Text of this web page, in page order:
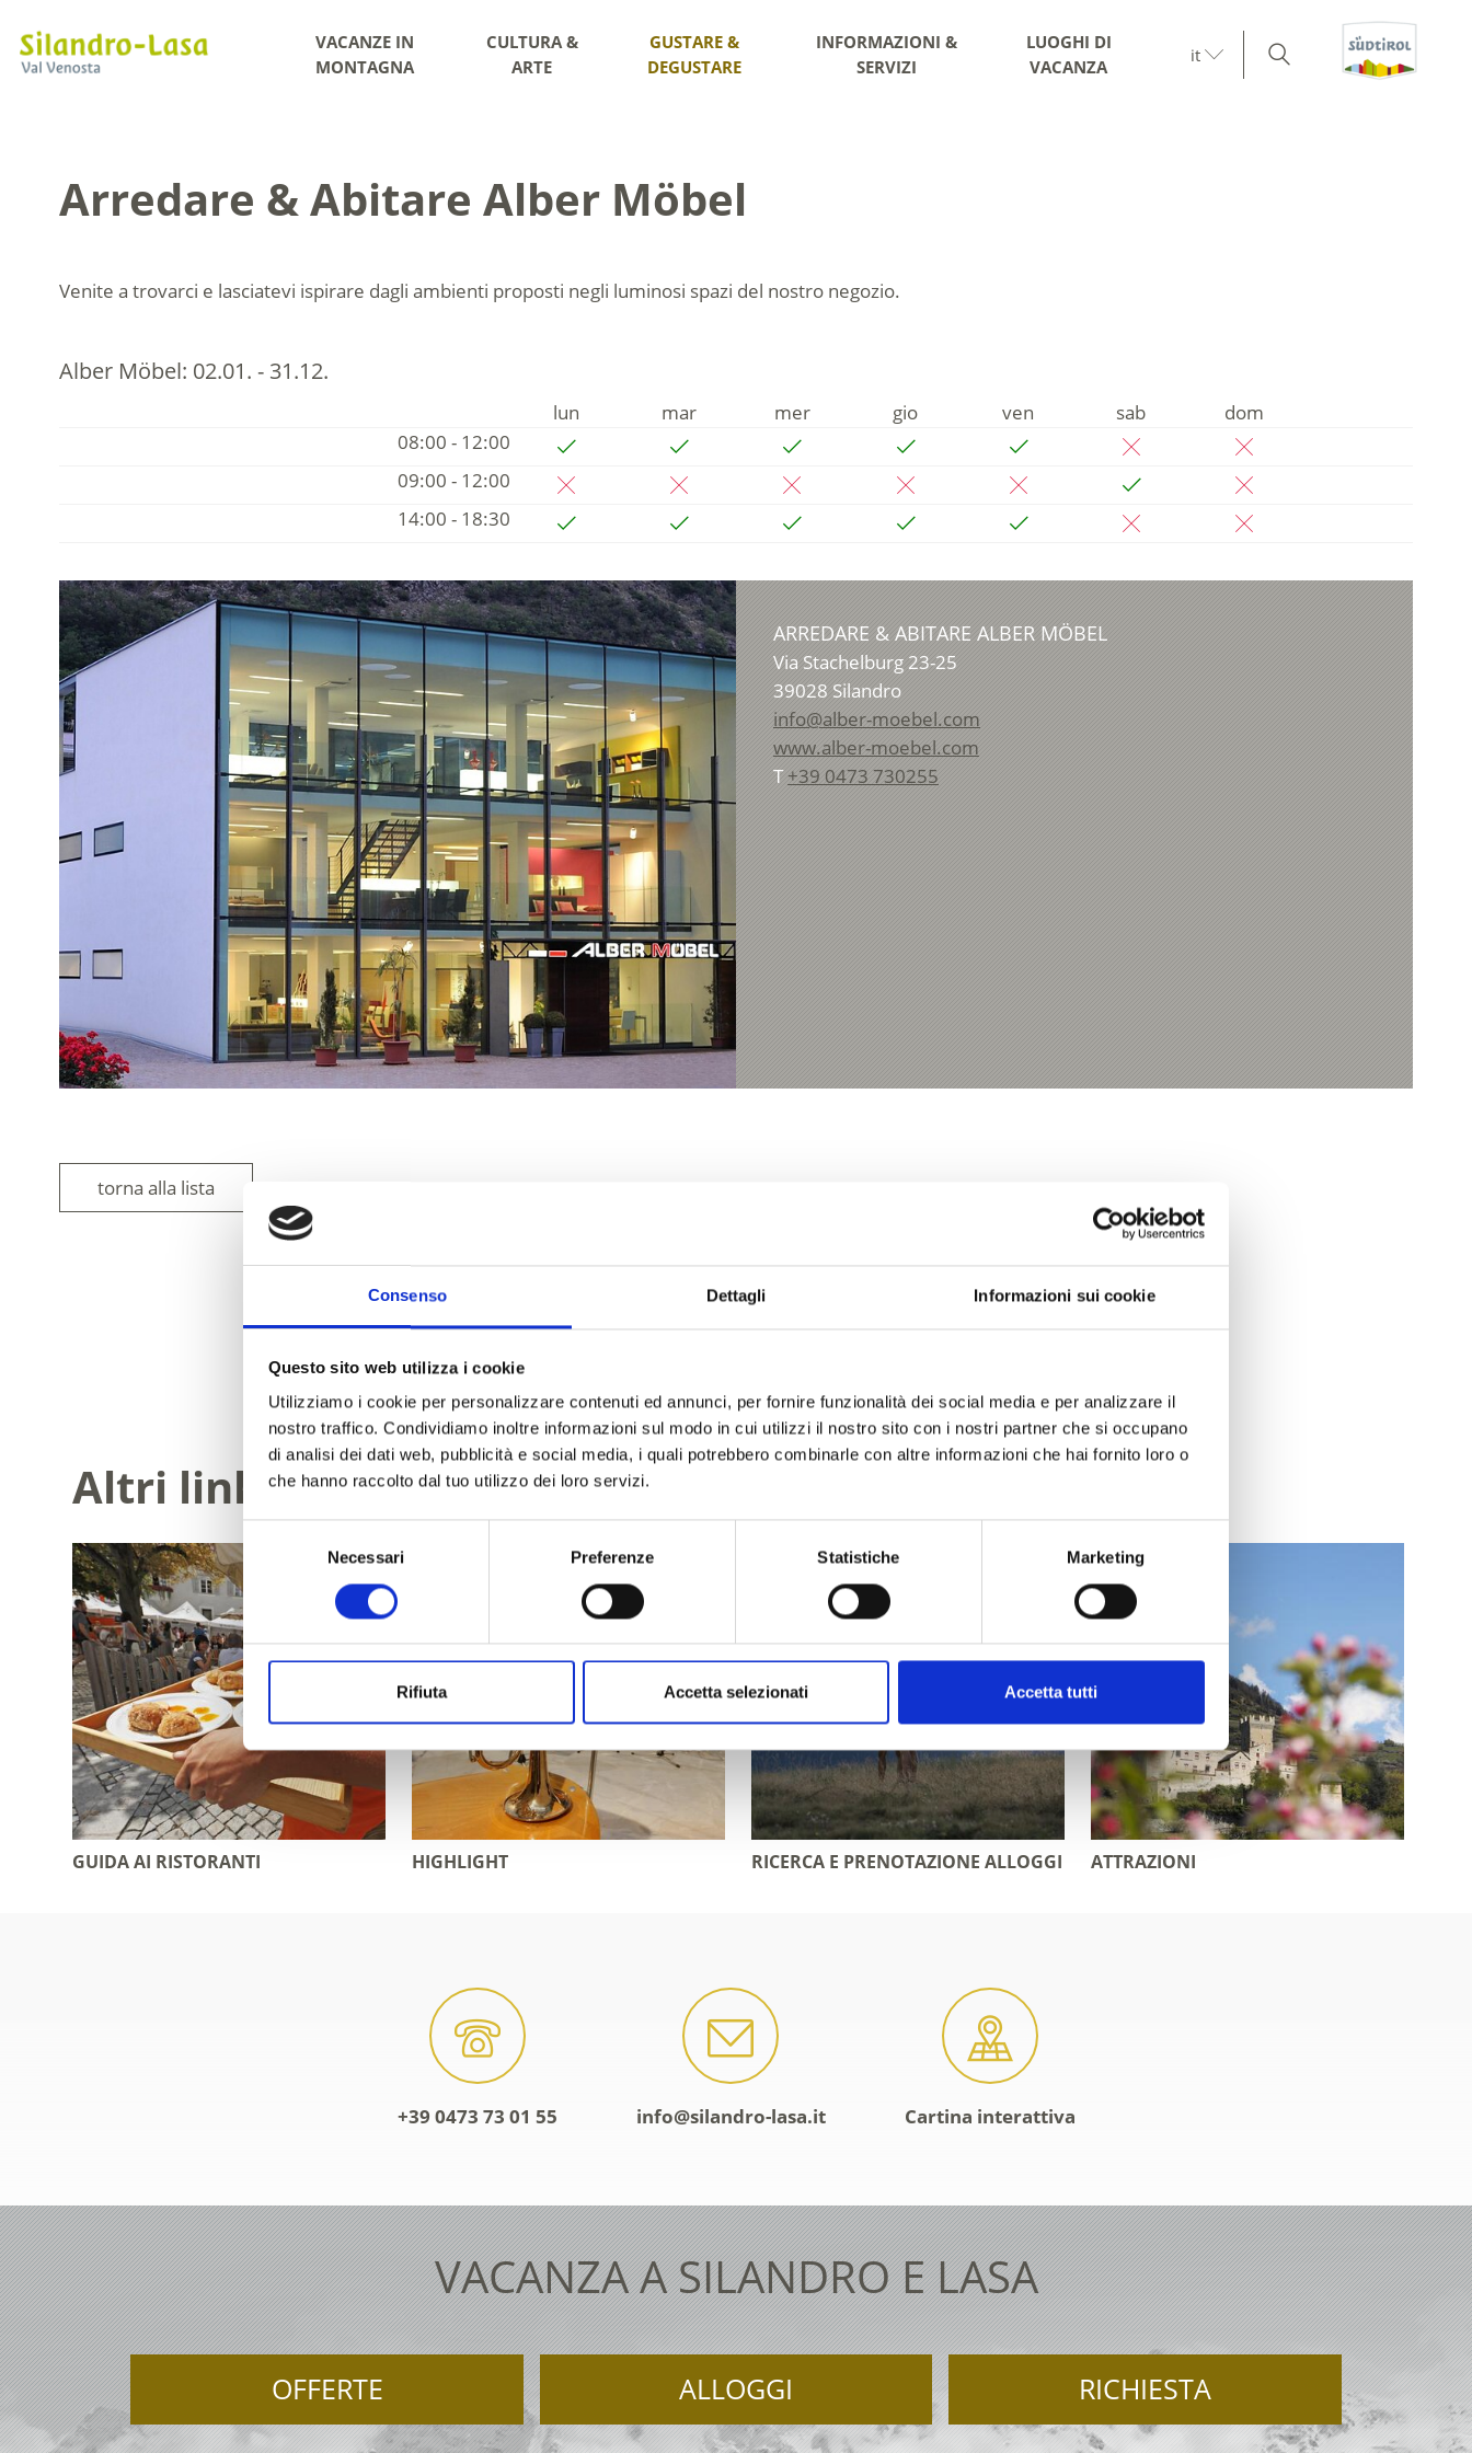
Consenso Dettagli Informazioni sui cookie
Questo sito web utilizza i cookie
Utilizziamo i cookie per personalizzare contenuti ed annunci, per fornire funzionalità dei social media e per analizzare il
nostro traffico. Condividiamo inoltre informazioni sul modo in cui utilizzi il nostro sito con i nostri partner che si occupano
di analisi dei dati web, pubblicità e social media, i quali potrebbero combinarle con altre informazioni che hai fornito loro o
che hanno raccolto dal tuo utilizzo dei loro servizi.
del
Necessari Preferenze Statistiche Marketing
Rifiuta Accetta selezionati Accetta tutti
VACANZE IN
MONTAGNA
CULTURA &
ARTE
GUSTARE &
DEGUSTARE
INFORMAZIONI &
SERVIZI
LUOGHI DI
VACANZA
it
Arredare & Abitare Alber Möbel
Venite a trovarci e lasciatevi ispirare dagli ambienti proposti negli luminosi spazi del nostro negozio.
Alber Möbel: 02.01. - 31.12.
lun mar mer gio ven sab
dom
08:00 - 12:00
09:00 - 12:00
14:00 - 18:30
ARREDARE & ABITARE ALBER MÖBEL
Via Stachelburg 23-25
39028 Silandro
info@alber-moebel.com
www.alber-moebel.com
T+39 0473 730255
torna alla lista
Altri link interessanti
GUIDA AI RISTORANTI HIGHLIGHT RICERCA E PRENOTAZIONE ALLOGGI ATTRAZIONI
+39 0473 73 01 55 info@silandro-lasa.it Cartina interattiva
VACANZA A SILANDRO E LASA
OFFERTE ALLOGGI RICHIESTA